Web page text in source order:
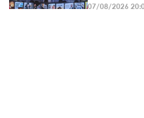
07/08/2026